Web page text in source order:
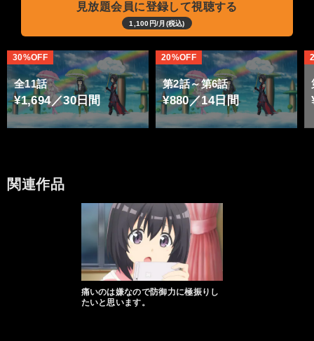
見放題会員に登録して視聴する
1,100円/月(税込)
全11話
¥1,694／30日間
30%OFF
第2話～第6話
¥880／14日間
20%OFF
関連作品
痛いのは嫌なので防御力に極振りし
たいと思います。